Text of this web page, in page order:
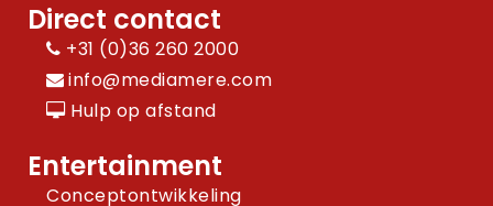
Direct contact
+31 (0)36 260 2000
info@mediamere.com
Hulp op afstand
Entertainment
Conceptontwikkeling